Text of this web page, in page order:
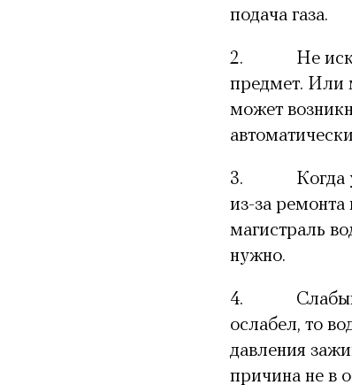
подача газа.
2.
Не
предмет. Или
может
3.
Когда
из-за ремонта
магистраль
нужно.
4.
ослабел, то
давления
причина не в